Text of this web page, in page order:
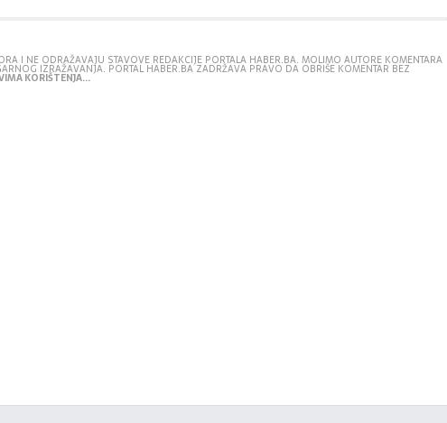
I NE ODRAŽAVAJU STAVOVE REDAKCIJE PORTALA HABER.BA. MOLIMO AUTORE KOMENTARA
IZRAŽAVANJA. PORTAL HABER.BA ZADRŽAVA PRAVO DA OBRIŠE KOMENTAR BEZ
KORIŠTENJA...